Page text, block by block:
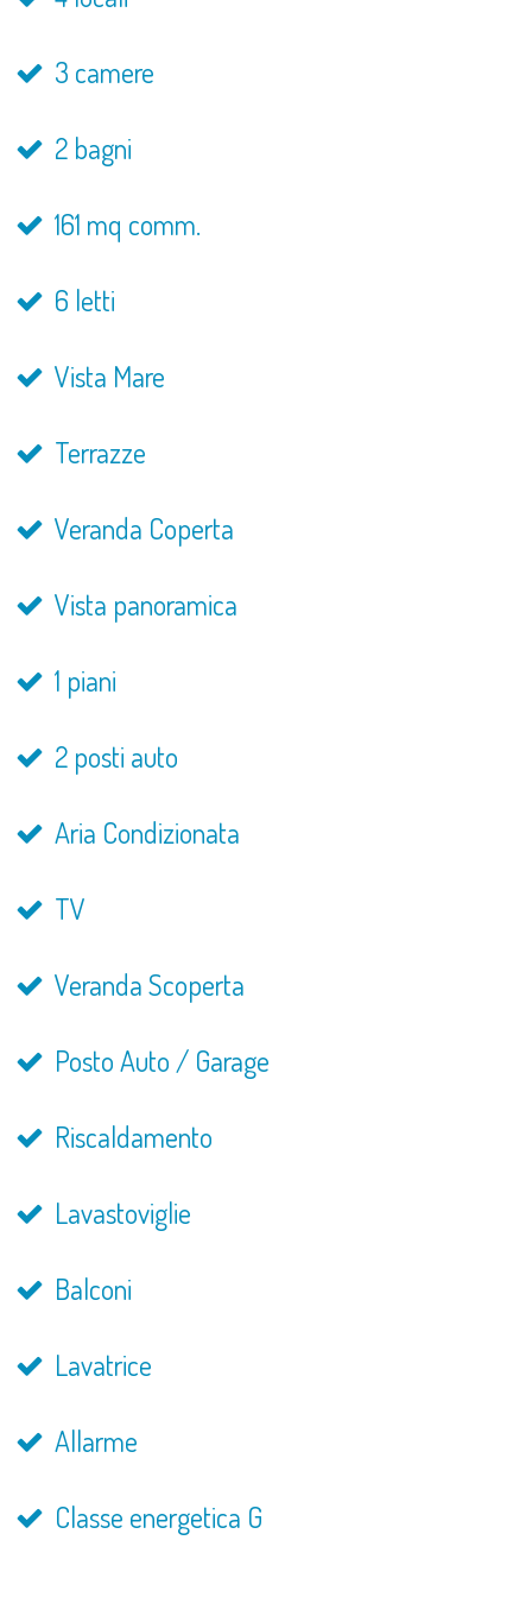
3 camere
2 bagni
161 mq comm.
6 letti
Vista Mare
Terrazze
Veranda Coperta
Vista panoramica
1 piani
2 posti auto
Aria Condizionata
TV
Veranda Scoperta
Posto Auto / Garage
Riscaldamento
Lavastoviglie
Balconi
Lavatrice
Allarme
Classe energetica G